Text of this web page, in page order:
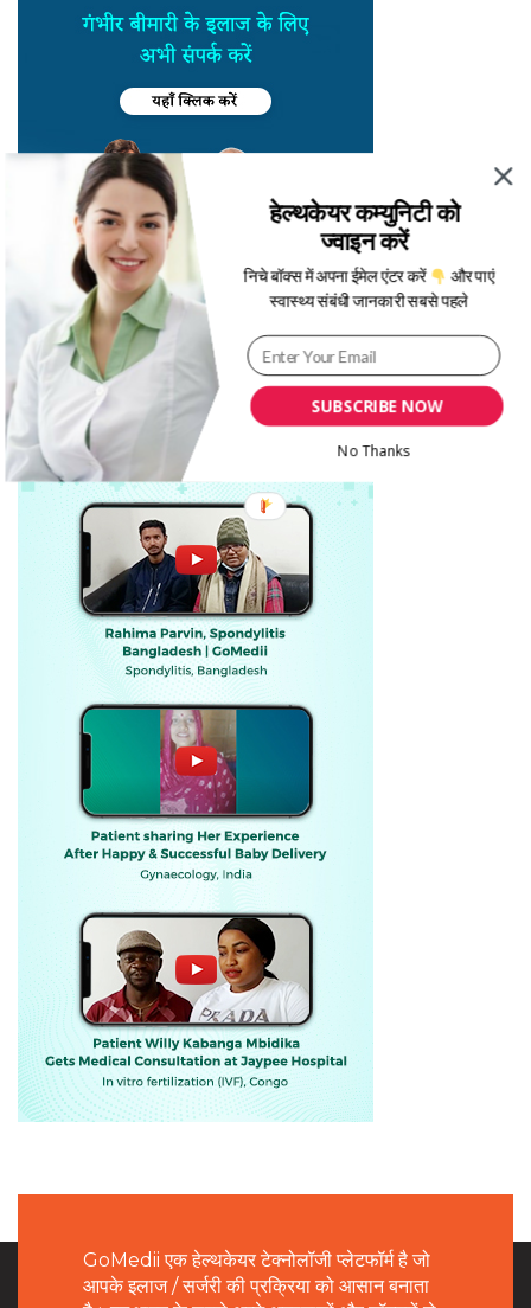
GoMedii एक हेल्थकेयर टेक्नोलॉजी प्लेटफॉर्म है जो
आपके इलाज / सर्जरी की प्रक्रिया को आसान बनाता
SUBSCRIBE NOW
हेल्थकेयर कम्युनिटी को
ज्वाइन करें
निचे बॉक्स में अपना ईमेल एंटर करें और पाएं
स्वास्थ्य संबंधी जानकारी सबसे पहले
No Thanks